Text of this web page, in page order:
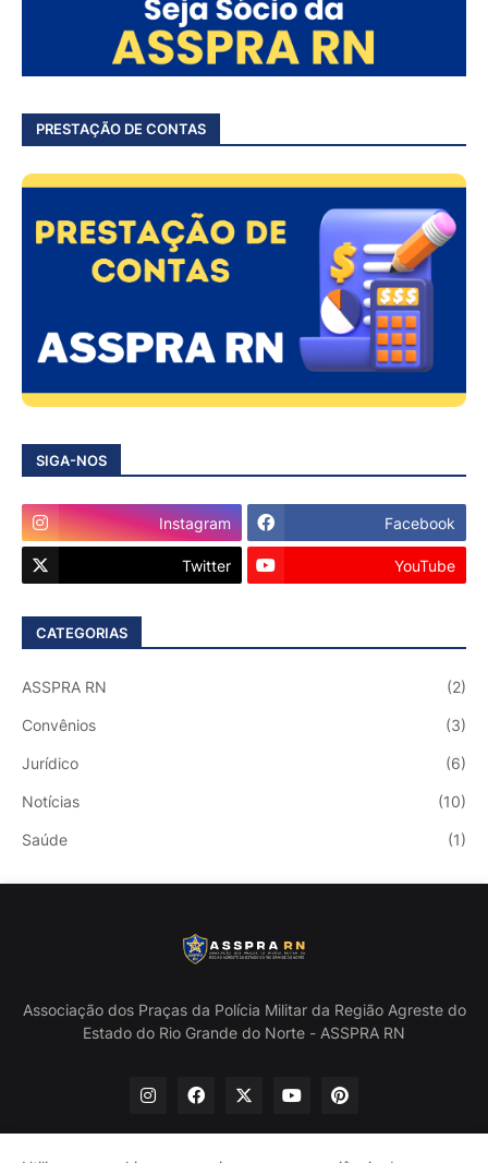
PRESTAÇÃO DE CONTAS
SIGA-NOS
Instagram Facebook
Twitter YouTube
CATEGORIAS
ASSPRA RN (2)
Convênios (3)
Jurídico (6)
Notícias (10)
Saúde (1)
Associação dos Praças da Polícia Militar da Região Agreste do
Estado do Rio Grande do Norte - ASSPRA RN